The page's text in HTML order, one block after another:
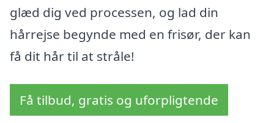
glæd dig ved processen, og lad din
hårrejse begynde med en frisør, der kan
få dit hår til at stråle!
Få tilbud, gratis og uforpligtende